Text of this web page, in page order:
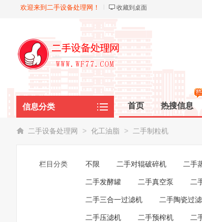
欢迎来到二手设备处理网！ 收藏到桌面
信息分类 首页 热搜信息
化工油脂
二手设备处理网 > 化工油脂 > 二手制粒机
栏目分类 不限 二手对辊破碎机 二手
二手发酵罐 二手真空泵 二
二手三合一过滤机 二手陶瓷过
二手压滤机 二手预榨机 二